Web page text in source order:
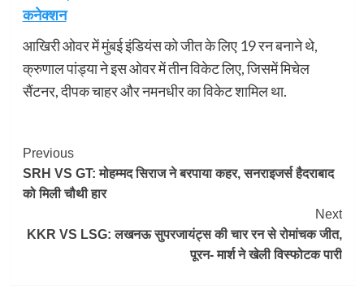
कनेक्शन
आखिरी ओवर में मुंबई इंडियंस को जीत के लिए 19 रन बनाने थे,
क्रुणाल पांड्या ने इस ओवर में तीन विकेट लिए, जिसमें मिचेल
सैंटनर, दीपक चाहर और नमनधीर का विकेट शामिल था.
Post
Navigation
Previous
SRH VS GT: मोहम्मद सिराज ने बरपाया कहर, सनराइजर्स हैदराबाद
को मिली चौथी हार
Next
KKR VS LSG: लखनऊ सुपरजायंट्स की चार रन से रोमांचक जीत,
पूरन- मार्श ने खेली विस्फोटक पारी